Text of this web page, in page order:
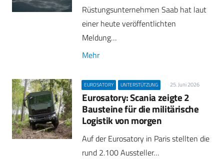
Rüstungsunternehmen Saab hat laut
einer heute veröffentlichten
Meldung…
Mehr
EUROSATORY UNTERSTÜTZUNG 25. Juni 2026
Eurosatory: Scania zeigte 2
Bausteine für die militärische
Logistik von morgen
Auf der Eurosatory in Paris stellten die
rund 2.100 Aussteller…